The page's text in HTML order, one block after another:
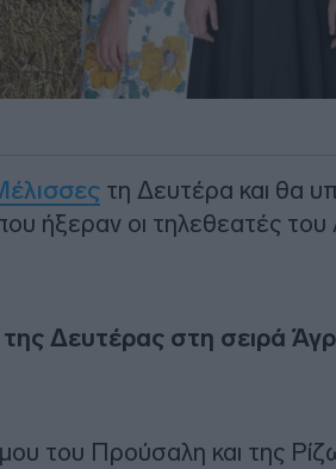
τη Δευτέρα και θα
ήξεραν οι τηλεθεατές
Δευτέρας στη σειρά
του Προύσαλη και της